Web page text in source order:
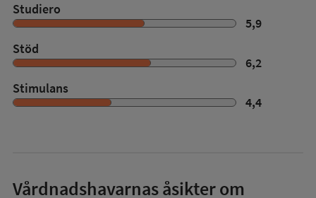
Studiero
5,9
Stöd
6,2
Stimulans
4,4
Vårdnadshavarnas åsikter om